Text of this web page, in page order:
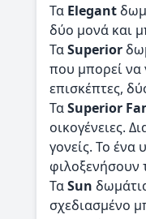
Τα Elegant
δύο μονά και
ΤαSuperior
που μπορεί να
επισκέπτες,
ΤαSuperior
οικογένειες.
γονείς. Το
φιλοξενήσουν
ΤαSun
σχεδιασμένο